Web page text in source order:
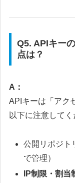
Q5. APIキー
点は？
A：
APIキーは「アク
以下に注意してく
公開リポジト
で管理）
IP制限・割